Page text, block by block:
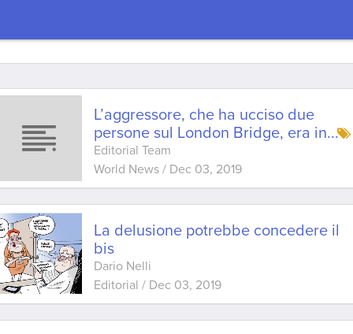
L’aggressore, che ha ucciso due
persone sul London Bridge, era in...
Editorial Team
World News / Dec 03, 2019
La delusione potrebbe concedere il
bis
Dario Nelli
Editorial / Dec 03, 2019